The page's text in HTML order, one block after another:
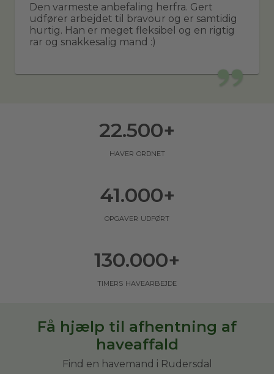
Den varmeste anbefaling herfra. Gert
udfører arbejdet til bravour og er samtidig
hurtig. Han er meget fleksibel og en rigtig
rar og snakkesalig mand :)
haver ordnet
22.500+
opgaver udført
41.000+
timers havearbejde
130.000+
Få hjælp til afhentning af
haveaffald
Find en havemand i Rudersdal